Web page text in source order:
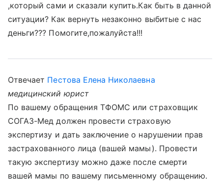
,который сами и сказали купить.Как быть в данной
ситуации? Как вернуть незаконно выбитые с нас
деньги??? Помогите,пожалуйста!!!
Отвечает Пестова Елена Николаевна
медицинский юрист
По вашему обращения ТФОМС или страховщик
СОГАЗ-Мед должен провести страховую
экспертизу и дать заключение о нарушении прав
застрахованного лица (вашей мамы). Провести
такую экспертизу можно даже после смерти
вашей мамы по вашему письменному обращению.